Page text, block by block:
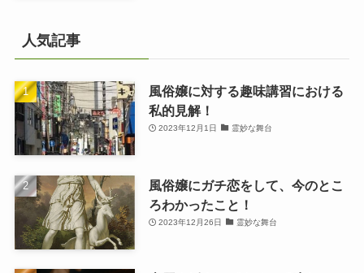
人気記事
風俗嬢に対する趣味講習における
私的見解！
2023年12月1日 霊妙な舞台
風俗嬢にガチ恋をして、今のとこ
ろわかったこと！
2023年12月26日 霊妙な舞台